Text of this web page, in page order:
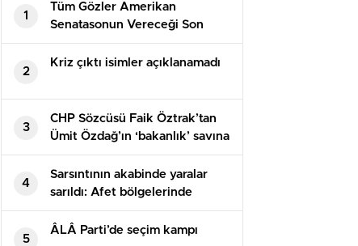
1
Tüm Gözler Amerikan
Senatasonun Vereceği Son
Kararda
2
Kriz çıktı isimler açıklanamadı
3
CHP Sözcüsü Faik Öztrak’tan
Ümit Özdağ’ın ‘bakanlık’ savına
yalanlama: İki protokolde de bu
türlü bir husus yok
4
Sarsıntının akabinde yaralar
sarıldı: Afet bölgelerinde
yapılan yaklaşık 45 bin konut
vatandaşlara teslim edildi
5
ÂLÂ Parti’de seçim kampı